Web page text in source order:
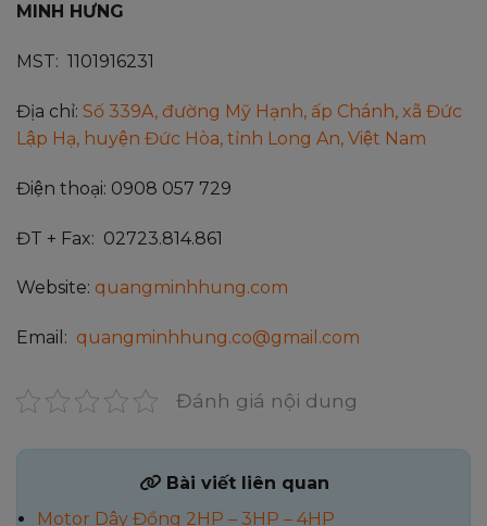
MINH HƯNG
MST: 1101916231
Địa chỉ: Số 339A, đường Mỹ Hạnh, ấp Chánh, xã Đức
Lập Hạ, huyện Đức Hòa, tỉnh Long An, Việt Nam
Điện thoại: 0908 057 729
ĐT + Fax: 02723.814.861
Website: quangminhhung.com
Email: quangminhhung.co@gmail.com
Đánh giá nội dung
Bài viết liên quan
Motor Dây Đồng 2HP – 3HP – 4HP